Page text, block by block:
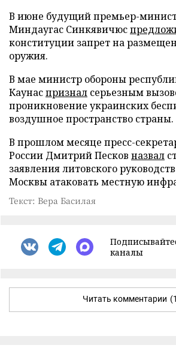
В июне будущий премьер-
Миндаугас Синкявичюс
конституции запрет на
оружия.
В мае министр обороны
Каунаспризнал серьезным
проникновение украинских
воздушное пространство страны.
В прошлом месяце пресс-
России Дмитрий Песков назвал
заявления литовского
Москвы атаковать местную
Текст: Вера Басилая
каналы
Читать комментарии